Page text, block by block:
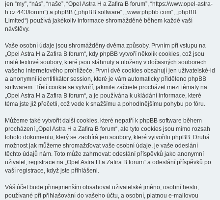
jen “my”, “nás”, “naše”, “Opel Astra H a Zafira B forum”, “https://www.opel-astra-
h.cz:443/forum”) a phpBB („phpBB software“, „www.phpbb.com“, „phpBB
Limited“) používá jakékoliv informace shromážděné během každé vaší
návštěvy.
Vaše osobní údaje jsou shromážděny dvěma způsoby. Prvním při vstupu na
„Opel Astra H a Zafira B forum“, kdy phpBB vytvoří několik cookies, což jsou
malé textové soubory, které jsou stáhnuty a uloženy v dočasných souborech
vašeho internetového prohlížeče. První dvě cookies obsahují jen uživatelské-id
a anonymní identifikátor session, které je vám automaticky přiděleno phpBB
softwarem. Třetí cookie se vytvoří, jakmile začnete procházet mezi tématy na
„Opel Astra H a Zafira B forum“, a je používána k ukládání informace, které
téma jste již přečetli, což vede k snažšímu a pohodlnějšímu pohybu po fóru.
Můžeme také vytvořit další cookies, které nepatří k phpBB software během
procházení „Opel Astra H a Zafira B forum“, ale tyto cookies jsou mimo rozsah
tohoto dokumentu, který se zaobírá jen soubory, které vytvořilo phpBB. Druhá
možnost jak můžeme shromažďovat vaše osobní údaje, je vaše odeslání
těchto údajů nám. Toto může zahrnovat: odeslání příspěvků jako anonymní
uživatel, registrace na „Opel Astra H a Zafira B forum“ a odeslání příspěvků po
vaší registrace, když jste přihlášeni.
Váš účet bude přinejmenším obsahovat uživatelské jméno, osobní heslo,
používané při přihlašování do vašeho účtu, a osobní, platnou e-mailovou